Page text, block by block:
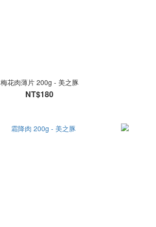
梅花肉薄片 200g - 美之豚
NT$180